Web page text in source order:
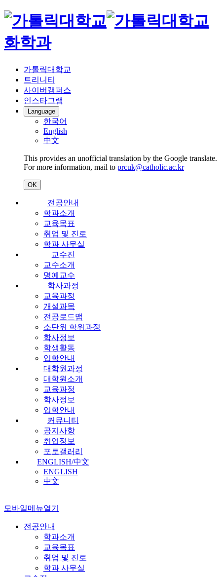
화학과
가톨릭대학교
트리니티
사이버캠퍼스
인스타그램
Language
한국어
English
中文
This provides an unofficial translation by the Google translate.
For more information, mail to prcuk@catholic.ac.kr
OK
전공안내
학과소개
교육목표
취업 및 진로
학과 사무실
교수진
교수소개
명예교수
학사과정
교육과정
개설과목
전공로드맵
소단위 학위과정
학사정보
학생활동
입학안내
대학원과정
대학원소개
교육과정
학사정보
입학안내
커뮤니티
공지사항
취업정보
포토갤러리
ENGLISH/中文
ENGLISH
中文
모바일메뉴열기
전공안내
학과소개
교육목표
취업 및 진로
학과 사무실